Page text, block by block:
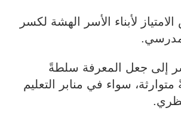
لأبناء الأسر الهشة لكسر
إلى جعل المعرفة سلطةً
سواء في منابر التعليم